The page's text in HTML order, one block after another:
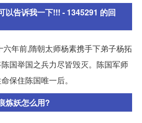
以告诉我一下!!! - 1345291 的回
年前,隋朝太师杨素携手下弟子杨拓
国举国之兵力尽皆毁灭。陈国军师
保住陈国唯一后。
炼妖怎么用?